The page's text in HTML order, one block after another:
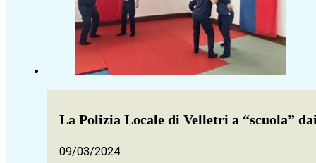
La Polizia Locale di Velletri a “scuola”
09/03/2024